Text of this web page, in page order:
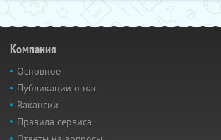
Компания
Основное
Публикации о нас
Вакансии
Правила сервиса